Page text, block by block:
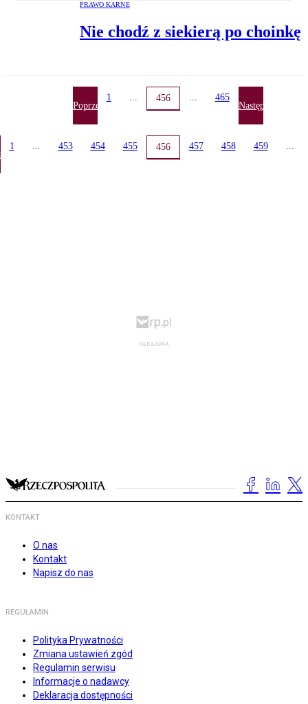
PRAWO KARNE
Nie chodź z siekierą po choinkę
Poprzednia
1 ... 456 ... 465
Następna
1 ... 453 454 455 456 457 458 459 ...
KONTAKT
O nas
Kontakt
Napisz do nas
REGULAMIN
Polityka Prywatności
Zmiana ustawień zgód
Regulamin serwisu
Informacje o nadawcy
Deklaracja dostępności